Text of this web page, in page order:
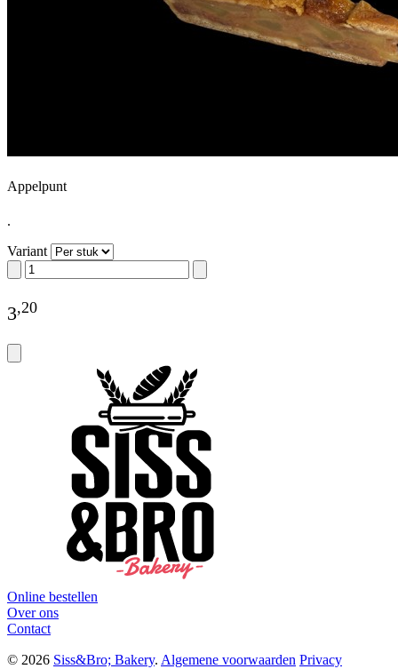
Appelpunt
.
Variant
3,20
Online bestellen
Over ons
Contact
© 2026 Siss&Bro; Bakery. Algemene voorwaarden Privacy